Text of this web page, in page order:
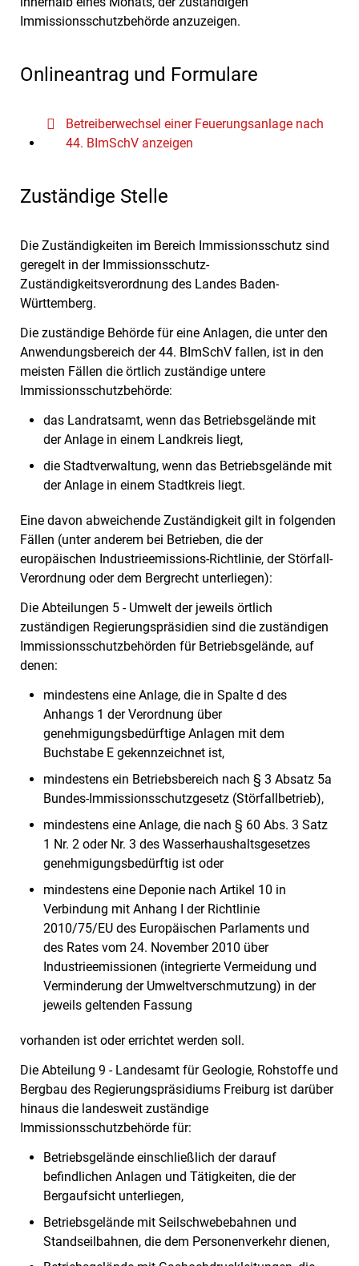
Immissionsschutzbehörde anzuzeigen.
Onlineantrag und Formulare
Betreiberwechsel einer Feuerungsanlage nach
44. BImSchV anzeigen
Zuständige Stelle
Die Zuständigkeiten im Bereich Immissionsschutz sind
geregelt in der Immissionsschutz-
Zuständigkeitsverordnung des Landes Baden-
Württemberg.
Die zuständige Behörde für eine Anlagen, die unter den
Anwendungsbereich der 44. BImSchV fallen, ist in den
meisten Fällen die örtlich zuständige untere
Immissionsschutzbehörde:
das Landratsamt, wenn das Betriebsgelände mit
der Anlage in einem Landkreis liegt,
die Stadtverwaltung, wenn das Betriebsgelände mit
der Anlage in einem Stadtkreis liegt.
Eine davon abweichende Zuständigkeit gilt in folgenden
Fällen (unter anderem bei Betrieben, die der
europäischen Industrieemissions-Richtlinie, der Störfall-
Verordnung oder dem Bergrecht unterliegen):
Die Abteilungen 5 - Umwelt der jeweils örtlich
zuständigen Regierungspräsidien sind die zuständigen
Immissionsschutzbehörden für Betriebsgelände, auf
denen:
mindestens eine Anlage, die in Spalte d des
Anhangs 1 der Verordnung über
genehmigungsbedürftige Anlagen mit dem
Buchstabe E gekennzeichnet ist,
mindestens ein Betriebsbereich nach § 3 Absatz 5a
Bundes-Immissionsschutzgesetz (Störfallbetrieb),
mindestens eine Anlage, die nach § 60 Abs. 3 Satz
1 Nr. 2 oder Nr. 3 des Wasserhaushaltsgesetzes
genehmigungsbedürftig ist oder
mindestens eine Deponie nach Artikel 10 in
Verbindung mit Anhang I der Richtlinie
2010/75/EU des Europäischen Parlaments und
des Rates vom 24. November 2010 über
Industrieemissionen (integrierte Vermeidung und
Verminderung der Umweltverschmutzung) in der
jeweils geltenden Fassung
vorhanden ist oder errichtet werden soll.
Die Abteilung 9 - Landesamt für Geologie, Rohstoffe und
Bergbau des Regierungspräsidiums Freiburg ist darüber
hinaus die landesweit zuständige
Immissionsschutzbehörde für:
Betriebsgelände einschließlich der darauf
befindlichen Anlagen und Tätigkeiten, die der
Bergaufsicht unterliegen,
Betriebsgelände mit Seilschwebebahnen und
Standseilbahnen, die dem Personenverkehr dienen,